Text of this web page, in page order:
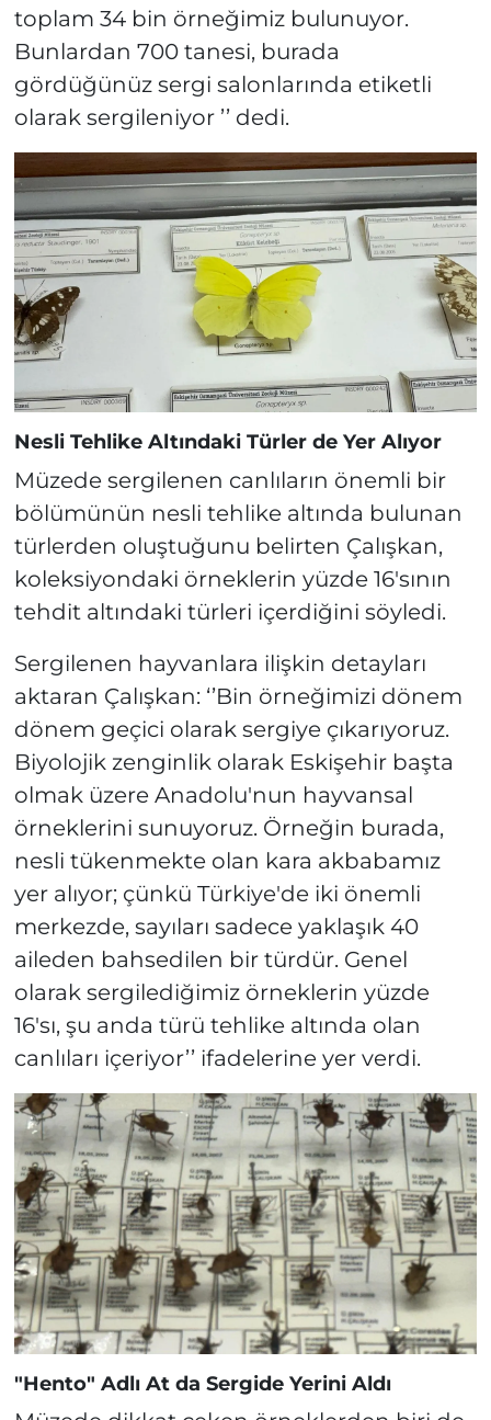
toplam 34 bin örneğimiz bulunuyor.
Bunlardan 700 tanesi, burada
gördüğünüz sergi salonlarında etiketli
olarak sergileniyor ’’ dedi.
Nesli Tehlike Altındaki Türler de Yer Alıyor
Müzede sergilenen canlıların önemli bir
bölümünün nesli tehlike altında bulunan
türlerden oluştuğunu belirten Çalışkan,
koleksiyondaki örneklerin yüzde 16'sının
tehdit altındaki türleri içerdiğini söyledi.
Sergilenen hayvanlara ilişkin detayları
aktaran Çalışkan: ‘’Bin örneğimizi dönem
dönem geçici olarak sergiye çıkarıyoruz.
Biyolojik zenginlik olarak Eskişehir başta
olmak üzere Anadolu'nun hayvansal
örneklerini sunuyoruz. Örneğin burada,
nesli tükenmekte olan kara akbabamız
yer alıyor; çünkü Türkiye'de iki önemli
merkezde, sayıları sadece yaklaşık 40
aileden bahsedilen bir türdür. Genel
olarak sergilediğimiz örneklerin yüzde
16'sı, şu anda türü tehlike altında olan
canlıları içeriyor’’ ifadelerine yer verdi.
"Hento" Adlı At da Sergide Yerini Aldı